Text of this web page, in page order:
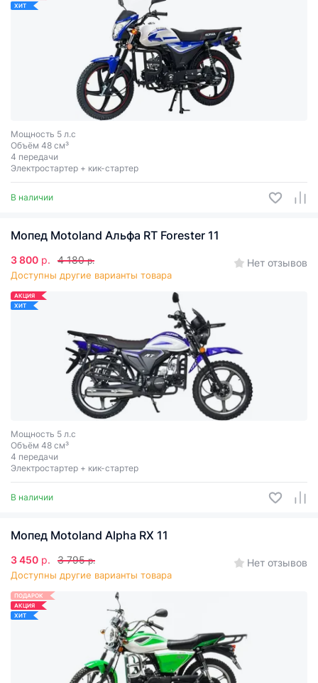
ХИТ
Мощность 5 л.с
Объём 48 см³
4 передачи
Электростартер + кик-стартер
В наличии
Мопед Motoland Альфа RT Forester 11
3 800 р. 4 180 р.
Доступны другие варианты товара
Нет отзывов
АКЦИЯ
ХИТ
Мощность 5 л.с
Объём 48 см³
4 передачи
Электростартер + кик-стартер
В наличии
Мопед Motoland Alpha RX 11
3 450 р. 3 795 р.
Доступны другие варианты товара
Нет отзывов
ПОДАРОК
АКЦИЯ
ХИТ